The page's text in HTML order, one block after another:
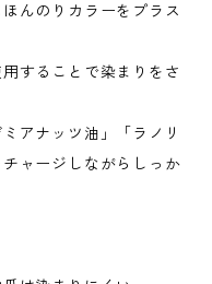
んのりカラーをプラス
することで染まりをさ
アナッツ油」「ラノリ
ャージしながらしっか